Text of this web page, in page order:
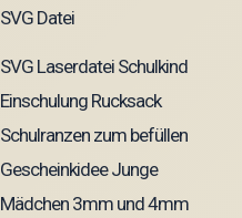
SVG Laserdatei Schulkind
Einschulung Rucksack
Schulranzen zum befüllen
Gescheinkidee Junge
Mädchen 3mm und 4mm